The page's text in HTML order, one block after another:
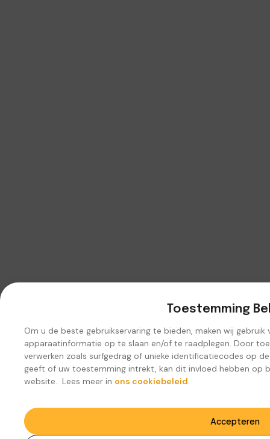
Toestemming
Om u de beste gebruikservaring te bieden, maken wij
apparaatinformatie op te slaan en/of te raadplegen. Door
verwerken zoals surfgedrag of unieke identificatiecodes op
geeft of uw toestemming intrekt, kan dit invloed hebben op
website. Lees meer in ons cookiebeleid.
Accepteren